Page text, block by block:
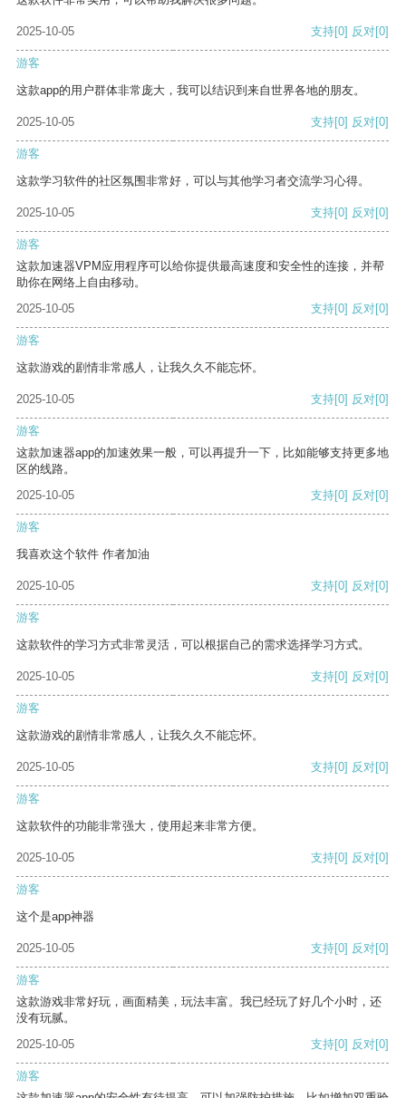
2025-10-05 支持[0] 反对[0]
游客
这款app的用户群体非常庞大，我可以结识到来自世界各地的朋友。
2025-10-05 支持[0] 反对[0]
游客
这款学习软件的社区氛围非常好，可以与其他学习者交流学习心得。
2025-10-05 支持[0] 反对[0]
游客
这款加速器VPM应用程序可以给你提供最高速度和安全性的连接，并帮
助你在网络上自由移动。
2025-10-05
支持[0] 反对[0]
游客
这款游戏的剧情非常感人，让我久久不能忘怀。
2025-10-05 支持[0] 反对[0]
游客
这款加速器app的加速效果一般，可以再提升一下，比如能够支持更多地
区的线路。
2025-10-05
支持[0] 反对[0]
游客
我喜欢这个软件 作者加油
2025-10-05 支持[0] 反对[0]
游客
这款软件的学习方式非常灵活，可以根据自己的需求选择学习方式。
2025-10-05 支持[0] 反对[0]
游客
这款游戏的剧情非常感人，让我久久不能忘怀。
2025-10-05 支持[0] 反对[0]
游客
这款软件的功能非常强大，使用起来非常方便。
2025-10-05 支持[0] 反对[0]
游客
这个是app神器
2025-10-05 支持[0] 反对[0]
游客
这款游戏非常好玩，画面精美，玩法丰富。我已经玩了好几个小时，还
没有玩腻。
2025-10-05
支持[0] 反对[0]
游客